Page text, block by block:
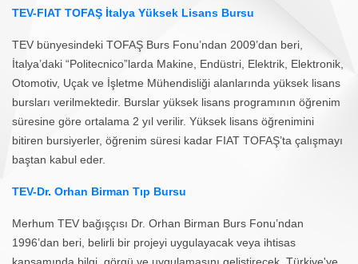
TEV-FIAT TOFAŞ İtalya Yüksek Lisans Bursu
TEV bünyesindeki TOFAŞ Burs Fonu’ndan 2009’dan beri,
İtalya’daki “Politecnico”larda Makine, Endüstri, Elektrik, Elektronik,
Otomotiv, Uçak ve İşletme Mühendisliği alanlarında yüksek lisans
bursları verilmektedir. Burslar yüksek lisans programının öğrenim
süresine göre ortalama 2 yıl verilir. Yüksek lisans öğrenimini
bitiren bursiyerler, öğrenim süresi kadar FIAT TOFAŞ’ta çalışmayı
baştan kabul eder.
TEV-Dr. Orhan Birman Tıp Bursu
Merhum TEV bağışçısı Dr. Orhan Birman Burs Fonu’ndan
1996’dan beri, belirli bir projeyi uygulayacak veya ihtisas